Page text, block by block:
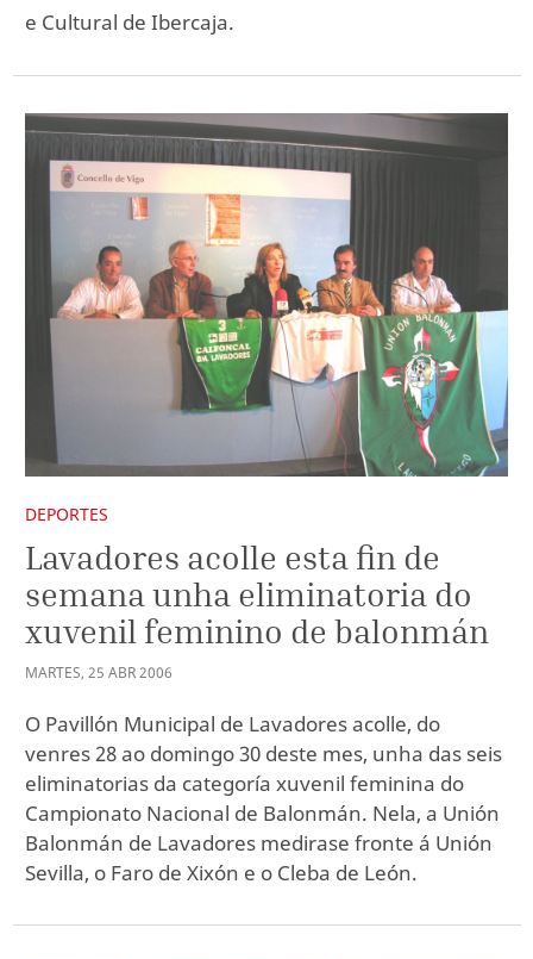
e Cultural de Ibercaja.
DEPORTES
Lavadores acolle esta fin de
semana unha eliminatoria do
xuvenil feminino de balonmán
MARTES, 25 ABR2006
O Pavillón Municipal de Lavadores acolle, do
venres 28 ao domingo 30 deste mes, unha das seis
eliminatorias da categoría xuvenil feminina do
Campionato Nacional de Balonmán. Nela, a Unión
Balonmán de Lavadores medirase fronte á Unión
Sevilla, o Faro de Xixón e o Cleba de León.